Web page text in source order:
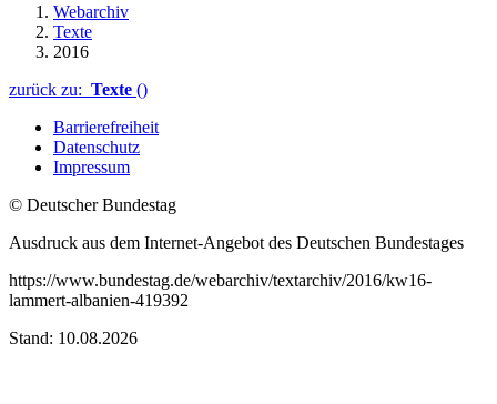
Webarchiv
Texte
2016
zurück zu: Texte ()
Barrierefreiheit
Datenschutz
Impressum
© Deutscher Bundestag
Ausdruck aus dem Internet-Angebot des Deutschen Bundestages
https://www.bundestag.de/webarchiv/textarchiv/2016/kw16-
lammert-albanien-419392
Stand: 10.08.2026